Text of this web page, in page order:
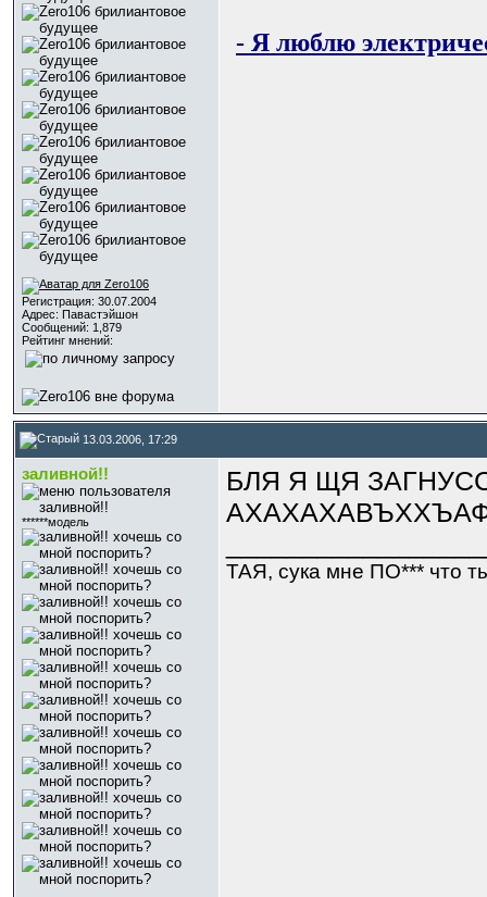
Регистрация: 30.07.2004
Адрес: Павастэйшон
Сообщений: 1,879
Рейтинг мнений:
- Я люблю
13.03.2006, 17:29
заливной!!
******модель
БЛЯ Я ЩЯ
ТАЯ, сука мне ПО*** что